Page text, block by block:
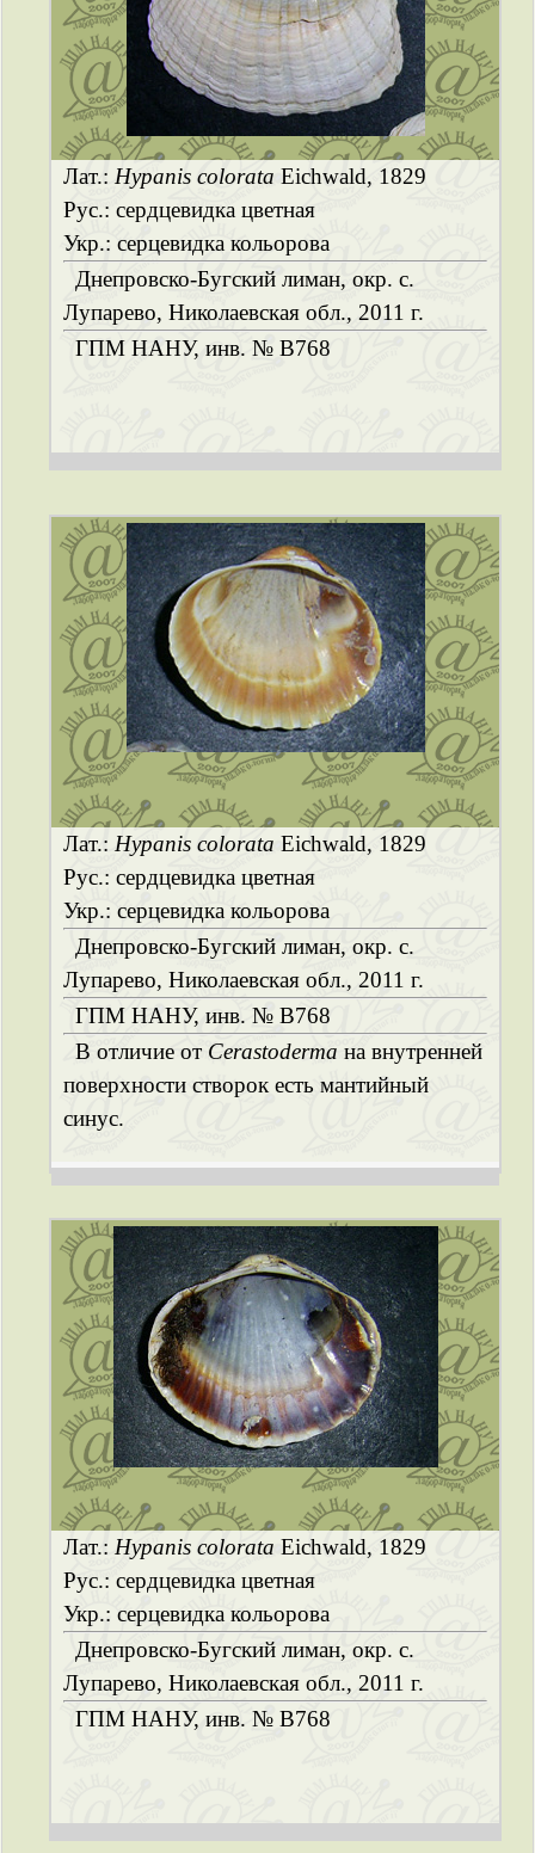
Лат.: Hypanis colorata Eichwald, 1829
Рус.: сердцевидка цветная
Укр.: серцевидка кольорова
Днепровско-Бугский лиман, окр. с.
Лупарево, Николаевская обл., 2011 г.
ГПМ НАНУ, инв. № B768
Лат.: Hypanis colorata Eichwald, 1829
Рус.: сердцевидка цветная
Укр.: серцевидка кольорова
Днепровско-Бугский лиман, окр. с.
Лупарево, Николаевская обл., 2011 г.
ГПМ НАНУ, инв. № B768
В отличие от Cerastoderma на внутренней
поверхности створок есть мантийный
синус.
Лат.: Hypanis colorata Eichwald, 1829
Рус.: сердцевидка цветная
Укр.: серцевидка кольорова
Днепровско-Бугский лиман, окр. с.
Лупарево, Николаевская обл., 2011 г.
ГПМ НАНУ, инв. № B768